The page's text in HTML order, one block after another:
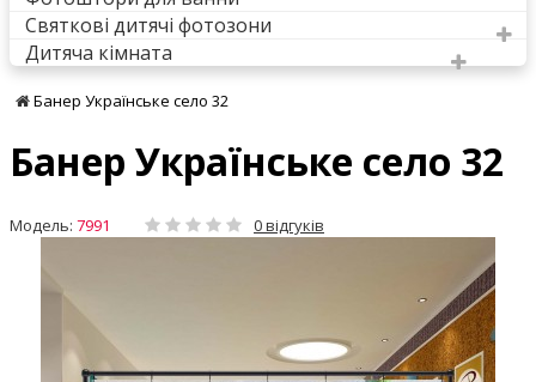
Святкові дитячі фотозони
Дитяча кімната
Банер Українське село 32
Банер Українське село 32
Модель: 7991 0 відгуків